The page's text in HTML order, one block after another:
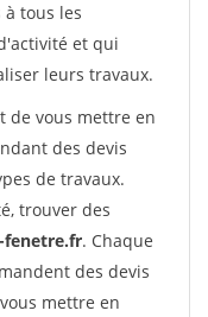
tous les
et qui
leurs travaux.
de vous mettre en
des devis
de travaux.
trouver des
fenetre.fr. Chaque
des devis
mettre en